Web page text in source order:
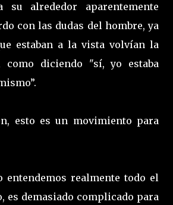
su alrededor aparentemente
con las dudas del hombre, ya
estaban a la vista volvían la
como diciendo "sí, yo estaba
esto es un movimiento para
realmente todo el
es demasiado complicado para